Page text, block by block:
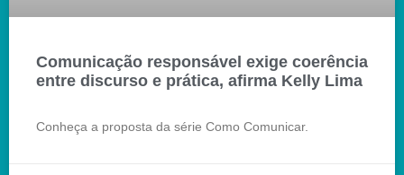
Comunicação responsável exige coerência
entre discurso e prática, afirma Kelly Lima
Conheça a proposta da série Como Comunicar.